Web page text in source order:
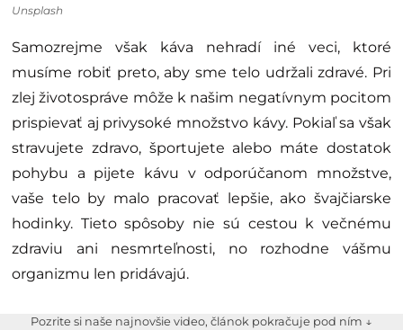
Unsplash
Samozrejme však káva nehradí iné veci, ktoré
musíme robiť preto, aby sme telo udržali zdravé. Pri
zlej životospráve môže k našim negatívnym pocitom
prispievať aj privysoké množstvo kávy. Pokiaľ sa však
stravujete zdravo, športujete alebo máte dostatok
pohybu a pijete kávu v odporúčanom množstve,
vaše telo by malo pracovať lepšie, ako švajčiarske
hodinky. Tieto spôsoby nie sú cestou k večnému
zdraviu ani nesmrteľnosti, no rozhodne vášmu
organizmu len pridávajú.
Pozrite si naše najnovšie video, článok pokračuje pod ním ↓